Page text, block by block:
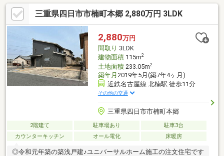
ね！・ファミリーマートまで徒歩12分(約900m)・一号館まで徒歩
24分(約1900m)・クスリのアオキまで徒歩18分(約1400m)・四日市
市立楠こども園まで徒歩19分(約1480m)・郵便局まで徒歩15分(約
1200m)・百五銀行まで徒歩18分(約1400m)
三重県四日市市楠町本郷 2,880万円 3LDK
2,880万円
間取り 3LDK
建物面積115m2
土地面積233.05m2
築年月 2019年5月(築7年4ヶ月)
近鉄名古屋線 北楠駅 徒歩11分
その他の交通
三重県四日市市楠町本郷
2階建て 駐車場あり
駐車3台
カウンターキッチン
オール電化 床暖房
◎令和元年築の築浅戸建♪ユニバーサルホーム施工の注文住宅です